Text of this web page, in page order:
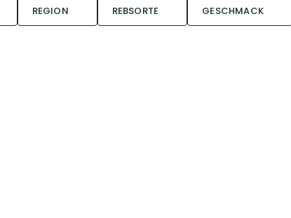
REGION REBSORTE GESCHMACK